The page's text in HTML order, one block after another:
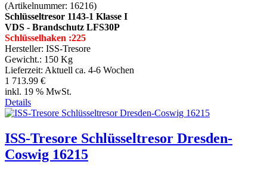
(Artikelnummer: 16216)
Schlüsseltresor 1143-1 Klasse I
VDS - Brandschutz LFS30P
Schlüsselhaken :225
Hersteller: ISS-Tresore
Gewicht.: 150 Kg
Lieferzeit: Aktuell ca. 4-6 Wochen
1 713.99 €
inkl. 19 % MwSt.
Details
ISS-Tresore Schlüsseltresor Dresden-
Coswig 16215